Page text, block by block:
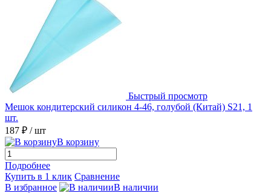
Быстрый просмотр
Мешок кондитерский силикон 4-46, голубой (Китай) S21, 1
шт.
187 ₽ / шт
В корзину
Подробнее
Купить в 1 клик Сравнение
В избранное
В наличии